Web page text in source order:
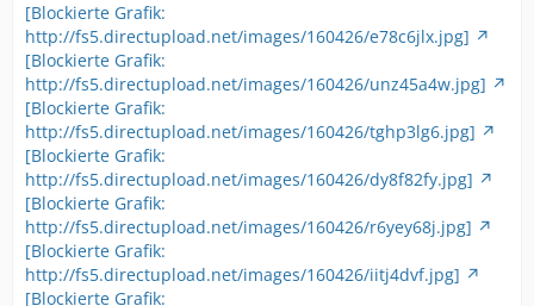
[Blockierte Grafik:
http://fs5.directupload.net/images/160426/e78c6jlx.jpg]
[Blockierte Grafik:
http://fs5.directupload.net/images/160426/unz45a4w.jpg]
[Blockierte Grafik:
http://fs5.directupload.net/images/160426/tghp3lg6.jpg]
[Blockierte Grafik:
http://fs5.directupload.net/images/160426/dy8f82fy.jpg]
[Blockierte Grafik:
http://fs5.directupload.net/images/160426/r6yey68j.jpg]
[Blockierte Grafik:
http://fs5.directupload.net/images/160426/iitj4dvf.jpg]
[Blockierte Grafik: